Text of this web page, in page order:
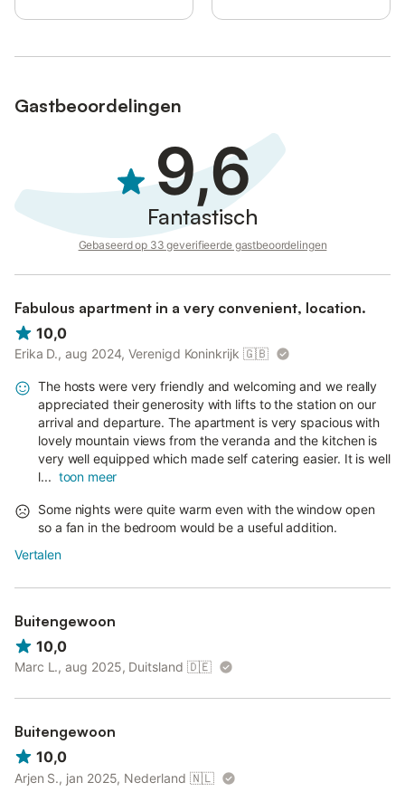
Er zijn geen beveiligingscamera's aanwezig.
Gastbeoordelingen
9,6
Fantastisch
Gebaseerd op 33 geverifieerde gastbeoordelingen
Fabulous apartment in a very convenient, location.
10,0
Erika D., aug 2024, Verenigd Koninkrijk 🇬🇧
The hosts were very friendly and welcoming and we really
appreciated their generosity with lifts to the station on our
arrival and departure. The apartment is very spacious with
lovely mountain views from the veranda and the kitchen is
very well equipped which made self catering easier. It is well
l... toon meer
Some nights were quite warm even with the window open
so a fan in the bedroom would be a useful addition.
Vertalen
Buitengewoon
10,0
Marc L., aug 2025, Duitsland 🇩🇪
Buitengewoon
10,0
Arjen S., jan 2025, Nederland 🇳🇱